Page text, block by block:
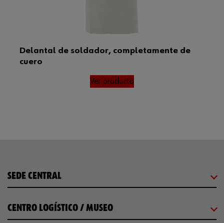
Delantal de soldador, completamente de
cuero
Ver producto
SEDE CENTRAL
CENTRO LOGÍSTICO / MUSEO